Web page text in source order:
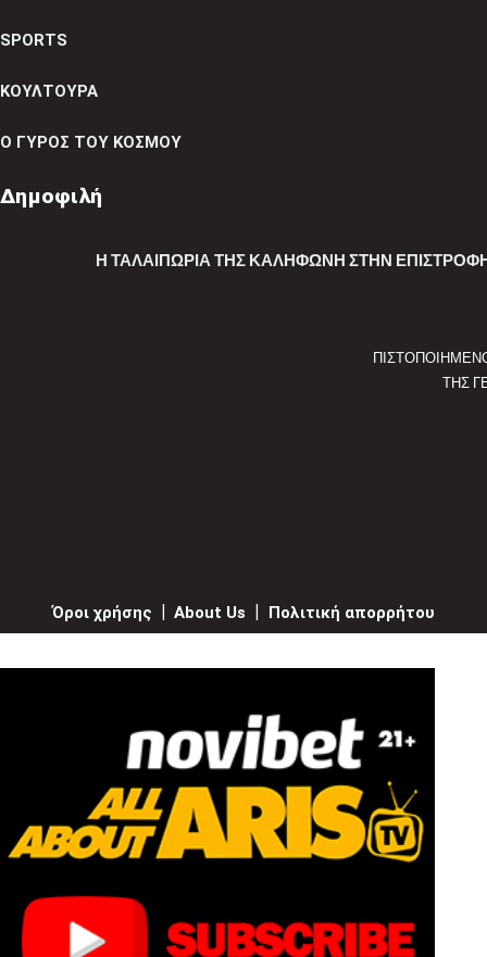
SPORTS
ΚΟΥΛΤΟΥΡΑ
Ο ΓΥΡΟΣ ΤΟΥ ΚΟΣΜΟΥ
Δημοφιλή
Η ΤΑΛΑΙΠΩΡΊΑ ΤΗΣ ΚΑΛΗΦΏΝΗ ΣΤΗΝ
ΤΗΣ
Όροι χρήσης About Us Πολιτική απορρήτου